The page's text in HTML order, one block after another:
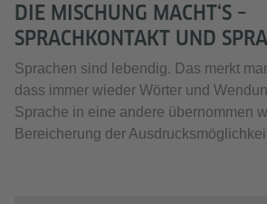
DIE MISCHUNG MACHT‘S –
SPRACHKONTAKT UND
Sprachen sind lebendig. Das merkt
dass immer wieder Wörter und
Sprache in eine andere übernommen
Bereicherung der